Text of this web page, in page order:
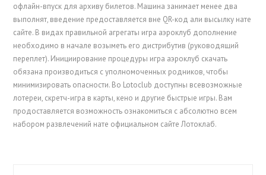
офлайн-впуск для архиву билетов. Машина занимает менее два
выполнят, введение предоставляется вне QR-код али высылку нате
сайте. В видах правильной агрегаты игра аэроклуб дополнение
необходимо в начале возыметь его дистрибутив (руководящий
переплет). Инициирование процедуры игра аэроклуб скачать
обязана производиться с уполномоченных родников, чтобы
минимизировать опасности. Во Lotoclub доступны всевозможные
лотереи, скретч-игра в карты, кено и другие быстрые игры. Вам
продоставляется возможность ознакомиться с абсолютно всем
набором развлечений нате официальном сайте Лотоклаб.